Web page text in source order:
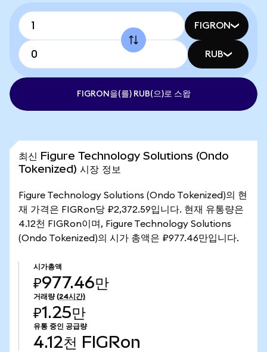
FIGRON
RUB
FIGRON을(를) RUB(으)로 스왑
최신 Figure Technology Solutions (Ondo
Tokenized) 시장 정보
Figure Technology Solutions (Ondo Tokenized)의 현
재 가격은 FIGRon당 ₽2,372.59입니다. 현재 유통량은
4.12천 FIGRon이며, Figure Technology Solutions
(Ondo Tokenized)의 시가 총액은 ₽977.46만입니다.
시가총액
₽977.46만
거래량 (24시간)
₽1.25만
유통 중인 공급량
4.12천 FIGRon